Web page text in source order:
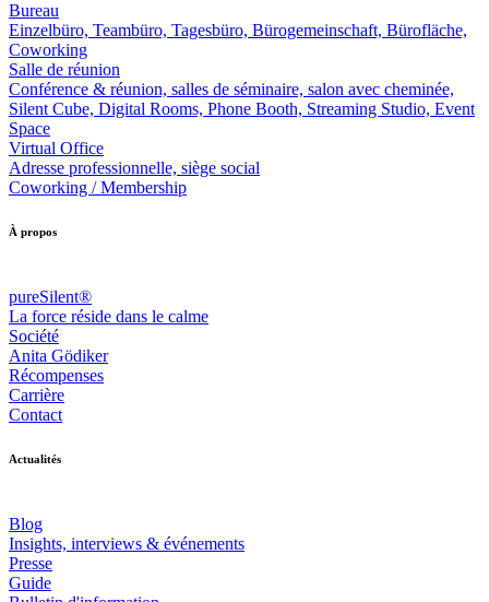
Bureau
Einzelbüro, Teambüro, Tagesbüro, Bürogemeinschaft, Bürofläche,
Coworking
Salle de réunion
Conférence & réunion, salles de séminaire, salon avec cheminée,
Silent Cube, Digital Rooms, Phone Booth, Streaming Studio, Event
Space
Virtual Office
Adresse professionnelle, siège social
Coworking / Membership
À propos
pureSilent®
La force réside dans le calme
Société
Anita Gödiker
Récompenses
Carrière
Contact
Actualités
Blog
Insights, interviews & événements
Presse
Guide